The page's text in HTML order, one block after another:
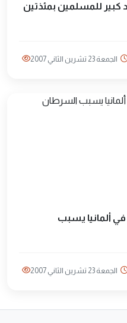
للمسلمين بمئذتين
الجمعة 23 تشرين الثاني 2007
ألمانيا يسبب
الجمعة 23 تشرين الثاني 2007